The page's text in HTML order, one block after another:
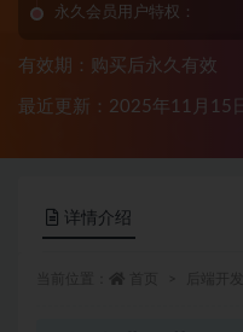
永久会员用户特权：
有效期：购买后永久有效
最近更新：2025年11月15日
详情介绍